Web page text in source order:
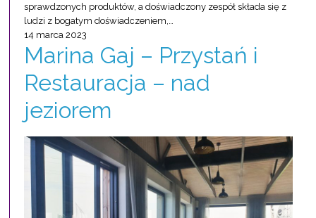
sprawdzonych produktów, a doświadczony zespół składa się z
ludzi z bogatym doświadczeniem,…
14 marca 2023
Marina Gaj – Przystań i
Restauracja – nad
jeziorem